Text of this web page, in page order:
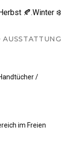
🍂.Winter
/
im Freien